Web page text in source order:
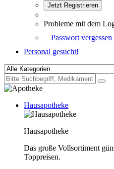
Jetzt Registrieren
Probleme mit dem
Passwort vergessen
Personal gesucht!
Hausapotheke
Hausapotheke
Das große Vollsortiment
Toppreisen.